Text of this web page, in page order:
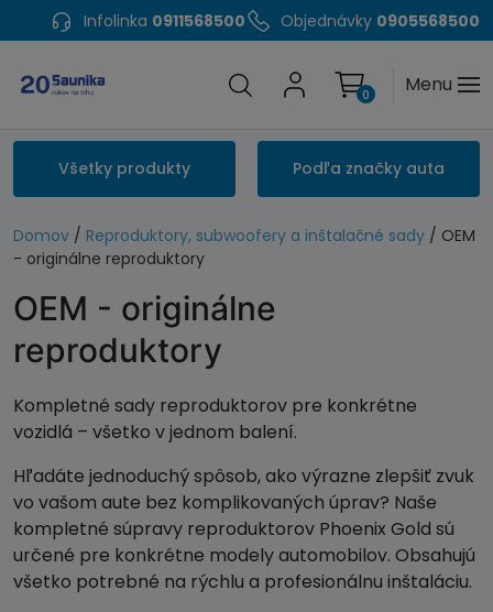
Infolinka 0911568500 Objednávky 0905568500
Menu
0
Všetky produkty Podľa značky auta
Domov / Reproduktory, subwoofery a inštalačné sady / OEM
- originálne reproduktory
OEM - originálne
reproduktory
Kompletné sady reproduktorov pre konkrétne
vozidlá – všetko v jednom balení.
Hľadáte jednoduchý spôsob, ako výrazne zlepšiť zvuk
vo vašom aute bez komplikovaných úprav? Naše
kompletné súpravy reproduktorov Phoenix Gold sú
určené pre konkrétne modely automobilov. Obsahujú
všetko potrebné na rýchlu a profesionálnu inštaláciu.